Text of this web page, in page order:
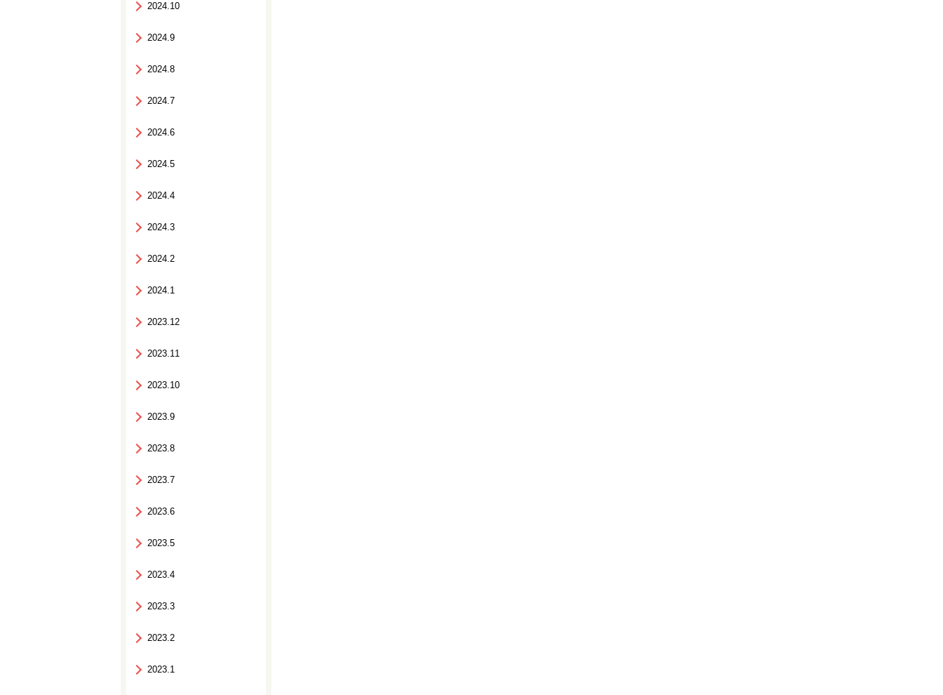
2024.10
2024.9
2024.8
2024.7
2024.6
2024.5
2024.4
2024.3
2024.2
2024.1
2023.12
2023.11
2023.10
2023.9
2023.8
2023.7
2023.6
2023.5
2023.4
2023.3
2023.2
2023.1